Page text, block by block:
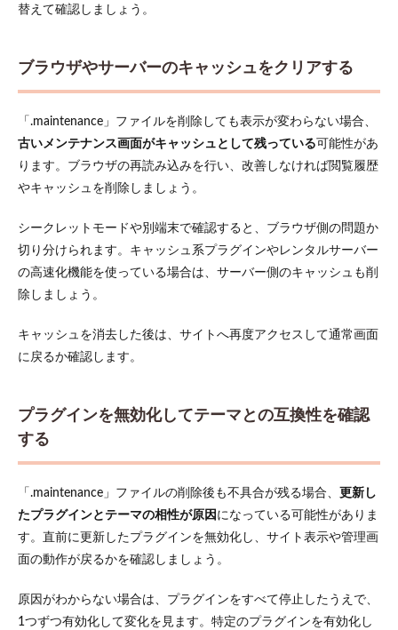
替えて確認しましょう。
ブラウザやサーバーのキャッシュをクリアする
「.maintenance」ファイルを削除しても表示が変わらない場合、
古いメンテナンス画面がキャッシュとして残っている 可能性があ
ります。ブラウザの再読み込みを行い、改善しなければ閲覧履歴
やキャッシュを削除しましょう。
シークレットモードや別端末で確認すると、ブラウザ側の問題か
切り分けられます。キャッシュ系プラグインやレンタルサーバー
の高速化機能を使っている場合は、サーバー側のキャッシュも削
除しましょう。
キャッシュを消去した後は、サイトへ再度アクセスして通常画面
に戻るか確認します。
プラグインを無効化してテーマとの互換性を確認
する
「.maintenance」ファイルの削除後も不具合が残る場合、
更新し
たプラグインとテーマの相性が原因 になっている可能性がありま
す。直前に更新したプラグインを無効化し、サイト表示や管理画
面の動作が戻るかを確認しましょう。
原因がわからない場合は、プラグインをすべて停止したうえで、
1つずつ有効化して変化を見ます。特定のプラグインを有効化し